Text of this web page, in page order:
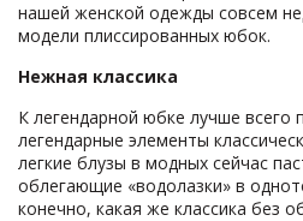
нашей женской одежды совсем
модели плиссированных юбок.
Нежная классика
К легендарной юбке лучше всего
легендарные элементы
легкие блузы в модных сейчас
облегающие «водолазки» в
конечно, какая же классика без